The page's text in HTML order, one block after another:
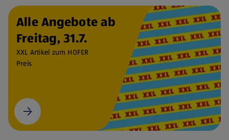
Alle Angebote ab
Freitag, 31.7.
XXL Artikel zum HOFER
Preis